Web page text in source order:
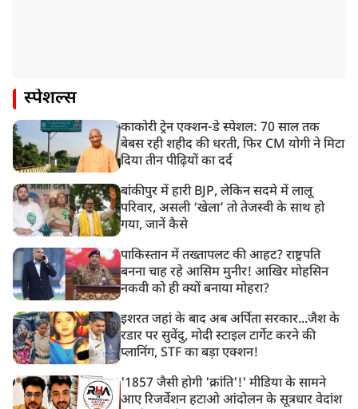
स्पेशल्स
काकोरी ट्रेन एक्शन-डे स्पेशल: 70 साल तक
बेबस रही शहीद की धरती, फिर CM योगी ने मिटा
दिया तीन पीढ़ियों का दर्द
बांकीपुर में हारी BJP, लेकिन सदमे में लालू
परिवार, असली ‘खेला’ तो तेजस्वी के साथ हो
गया, जानें कैसे
पाकिस्तान में तख्तापलट की आहट? राष्ट्रपति
बनना चाह रहे आसिम मुनीर! आखिर मोहसिन
नकवी को ही क्यों बनाया मोहरा?
इशरत जहां के बाद अब अर्पिता सरकार...जैश के
रडार पर सुवेंदु, मोदी स्टाइल टार्गेट करने की
प्लानिंग, STF का बड़ा एक्शन!
'1857 जैसी होगी 'क्रांति'!' मीडिया के सामने
आए रिजर्वेशन हटाओ आंदोलन के सूत्रधार वेदांश